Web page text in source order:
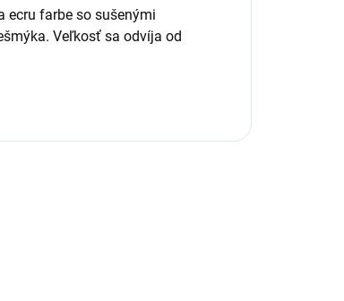
ecru farbe so sušenými
Veľkosť sa odvíja od